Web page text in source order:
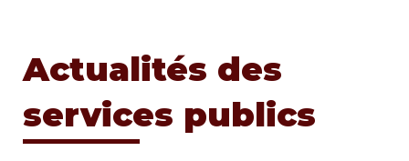
Actualités des
services publics